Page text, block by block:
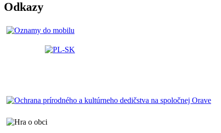
Odkazy